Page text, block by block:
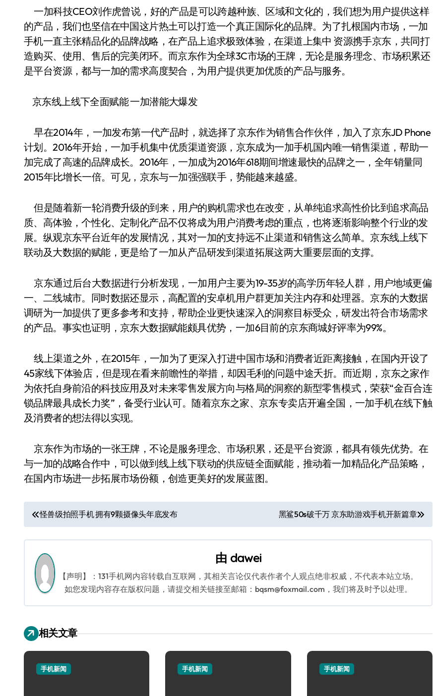
一加科技CEO刘作虎曾说，好的产品是可以跨越种族、区域和文化的，我们想为用户提供这样
的产品，我们也坚信在中国这片热土可以打造一个真正国际化的品牌。为了扎根国内市场，一加
手机一直主张精品化的品牌战略，在产品上追求极致体验，在渠道上集中 资源携手京东，共同打
造购买、使用、售后的完美闭环。而京东作为全球3C市场的王牌，无论是服务理念、市场积累还
是平台资源，都与一加的需求高度契合，为用户提供更加优质的产品与服务。
京东线上线下全面赋能 一加潜能大爆发
早在2014年，一加发布第一代产品时，就选择了京东作为销售合作伙伴，加入了京东JD Phone
计划。2016年开始，一加手机集中优质渠道资源，京东成为一加手机国内唯一销售渠道，帮助一
加完成了高速的品牌成长。2016年，一加成为2016年618期间增速最快的品牌之一，全年销量同
2015年比增长一倍。可见，京东与一加强强联手，势能越来越盛。
但是随着新一轮消费升级的到来，用户的购机需求也在改变，从单纯追求高性价比到追求高品
质、高体验，个性化、定制化产品不仅将成为用户消费考虑的重点，也将逐渐影响整个行业的发
展。纵观京东平台近年的发展情况，其对一加的支持远不止渠道和销售这么简单。京东线上线下
联动及大数据的赋能，更是给了一加从产品研发到渠道拓展这两大重要层面的支撑。
京东通过后台大数据进行分析发现，一加用户主要为19-35岁的高学历年轻人群，用户地域更偏
一、二线城市。同时数据还显示，高配置的安卓机用户群更加关注内存和处理器。京东的大数据
调研为一加提供了更多参考和支持，帮助企业更快速深入的洞察目标受众，研发出符合市场需求
的产品。事实也证明，京东大数据赋能颇具优势，一加6目前的京东商城好评率为99%。
线上渠道之外，在2015年，一加为了更深入打进中国市场和消费者近距离接触，在国内开设了
45家线下体验店，但是现在看来前瞻性的举措，却因毛利的问题中途夭折。而近期，京东之家作
为依托自身前沿的科技应用及对未来零售发展方向与格局的洞察的新型零售模式，荣获“金百合连
锁品牌最具成长力奖”，备受行业认可。随着京东之家、京东专卖店开遍全国，一加手机在线下触
及消费者的想法得以实现。
京东作为市场的一张王牌，不论是服务理念、市场积累，还是平台资源，都具有领先优势。在
与一加的战略合作中，可以做到线上线下联动的供应链全面赋能，推动着一加精品化产品策略，
在国内市场进一步拓展市场份额，创造更美好的发展蓝图。
文
章
导
航
怪兽级拍照手机 拥有9颗摄像头年底发布 黑鲨50s破千万 京东助游戏手机开新篇章
由 dawei
【声明】：131手机网内容转载自互联网，其相关言论仅代表作者个人观点绝非权威，不代表本站立场。
如您发现内容存在版权问题，请提交相关链接至邮箱：bqsm@foxmail.com，我们将及时予以处理。
相关文章
手机新闻 手机新闻 手机新闻